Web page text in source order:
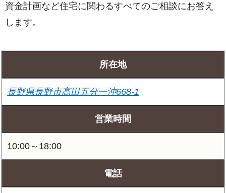
資金計画など住宅に関わるすべてのご相談にお答え
します。
所在地
長野県長野市高田五分一沖668-1
営業時間
10:00～18:00
電話